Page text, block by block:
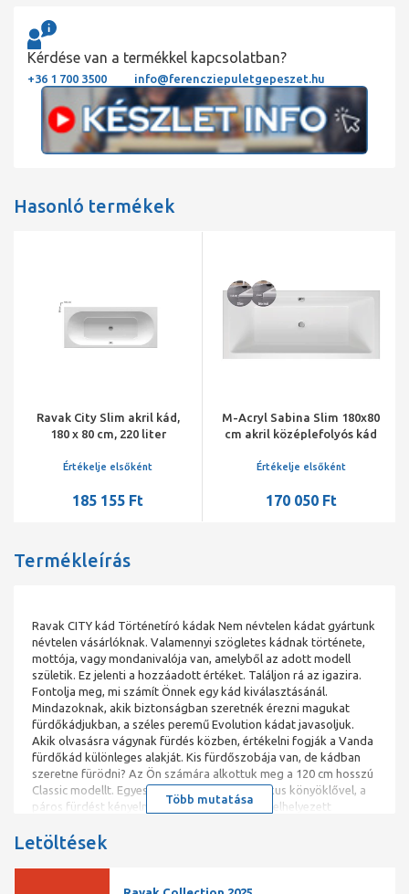
Kérdése van a termékkel kapcsolatban?
+36 1 700 3500 info@ferencziepuletgepeszet.hu
Hasonló termékek
Ravak City Slim akril kád,
180 x 80 cm, 220 liter
Értékelje elsőként
185 155 Ft
M-Acryl Sabina Slim 180x80
cm akril középlefolyós kád
szettel
Értékelje elsőként
170 050 Ft
Termékleírás
Ravak CITY kád Történetíró kádak Nem névtelen kádat gyártunk
névtelen vásárlóknak. Valamennyi szögletes kádnak története,
mottója, vagy mondanivalója van, amelyből az adott modell
születik. Ez jelenti a hozzáadott értéket. Találjon rá az igazira.
Fontolja meg, mi számít Önnek egy kád kiválasztásánál.
Mindazoknak, akik biztonságban szeretnék érezni magukat
fürdőkádjukban, a széles peremű Evolution kádat javasoljuk.
Akik olvasásra vágynak fürdés közben, értékelni fogják a Vanda
fürdőkád különleges alakját. Kis fürdőszobája van, de kádban
szeretne fürödni? Az Ön számára alkottuk meg a 120 cm hosszú
Classic modellt. Egyes fürdőkádak ergonomikus könyöklővel, a
páros fürdést kényelmesebbé tévő, középen elhelyezett
rendelkeznek, melyek kellemes ülést biztosítanak magasabb és
érdekében valamennyi kádhoz vásárolható egyedi kádfeltöltő a
túlfolyónál. A szögletes kádak többségét univerzális
Több mutatása
Letöltések